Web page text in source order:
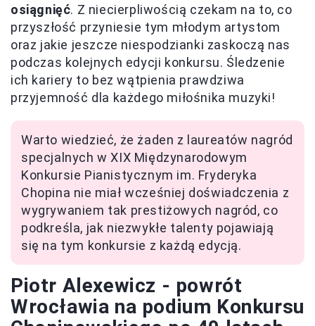
osiągnięć. Z niecierpliwością czekam na to, co
przyszłość przyniesie tym młodym artystom
oraz jakie jeszcze niespodzianki zaskoczą nas
podczas kolejnych edycji konkursu. Śledzenie
ich kariery to bez wątpienia prawdziwa
przyjemność dla każdego miłośnika muzyki!
Warto wiedzieć, że żaden z laureatów nagród
specjalnych w XIX Międzynarodowym
Konkursie Pianistycznym im. Fryderyka
Chopina nie miał wcześniej doświadczenia z
wygrywaniem tak prestiżowych nagród, co
podkreśla, jak niezwykłe talenty pojawiają
się na tym konkursie z każdą edycją.
Piotr Alexewicz - powrót
Wrocławia na podium Konkursu